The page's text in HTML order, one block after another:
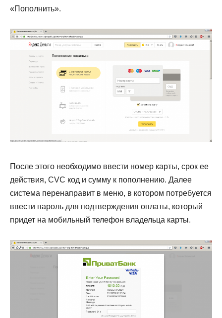
«Пополнить».
После этого необходимо ввести номер карты, срок ее
действия, CVC код и сумму к пополнению. Далее
система перенаправит в меню, в котором потребуется
ввести пароль для подтверждения оплаты, который
придет на мобильный телефон владельца карты.